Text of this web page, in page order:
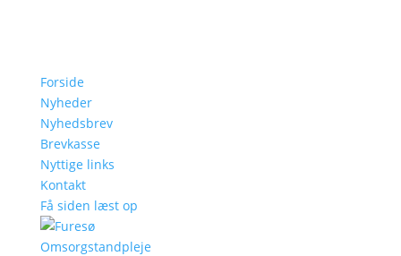
Forside
Nyheder
Nyhedsbrev
Brevkasse
Nyttige links
Kontakt
Få siden læst op
Omsorgstandpleje